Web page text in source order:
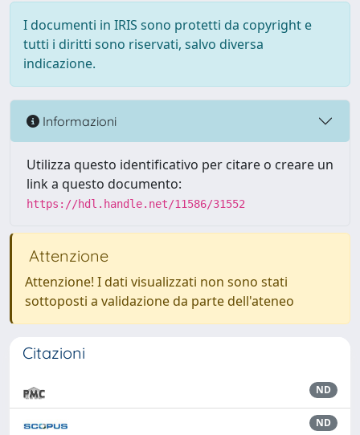
I documenti in IRIS sono protetti da copyright e
tutti i diritti sono riservati, salvo diversa
indicazione.
Informazioni
Utilizza questo identificativo per citare o creare un
link a questo documento:
https://hdl.handle.net/11586/31552
Attenzione
Attenzione! I dati visualizzati non sono stati
sottoposti a validazione da parte dell'ateneo
Citazioni
ND
ND